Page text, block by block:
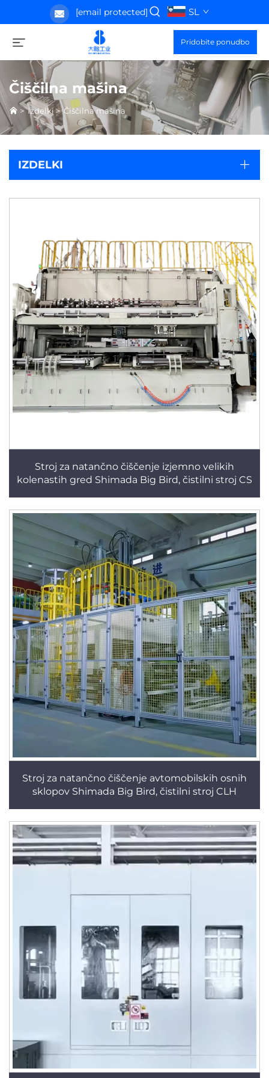
[email protected] SL
Pridobite ponudbo
Čiščilna mašina
>Izdelki>Čiščilna mašina
IZDELKI
Stroj za natančno čiščenje izjemno velikih
kolenastih gred Shimada Big Bird, čistilni stroj CS
Stroj za natančno čiščenje avtomobilskih osnih
sklopov Shimada Big Bird, čistilni stroj CLH